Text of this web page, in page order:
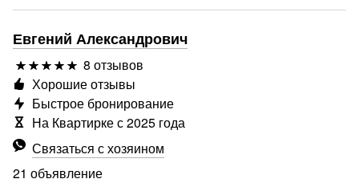
Евгений Александрович
8 отзывов
Связаться с хозяином
21 объявление
Хорошие отзывы
Быстрое бронирование
На Квартирке с 2025 года